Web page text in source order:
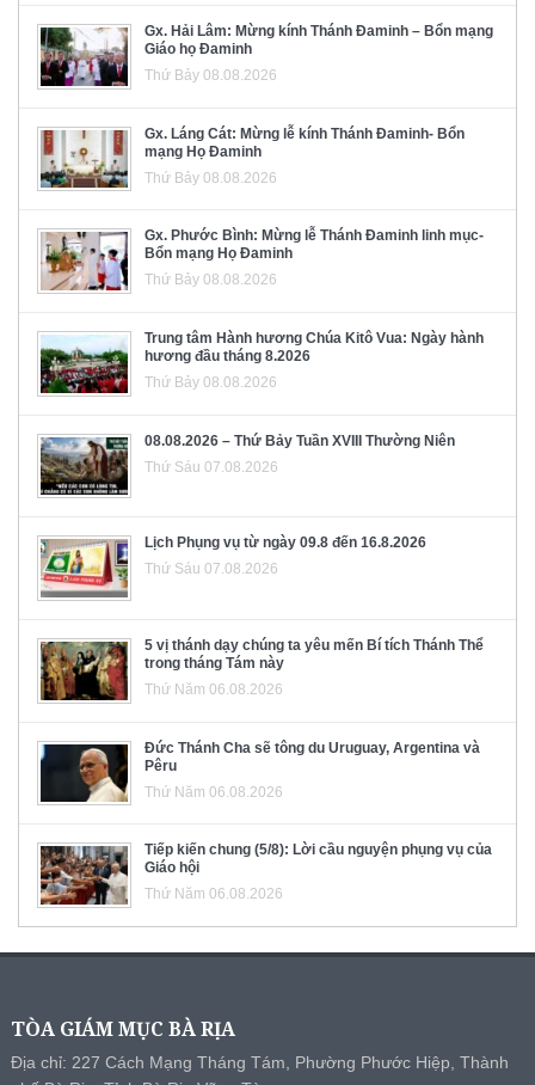
Gx. Hải Lâm: Mừng kính Thánh Đaminh – Bổn mạng
Giáo họ Đaminh
Thứ Bảy 08.08.2026
Gx. Láng Cát: Mừng lễ kính Thánh Đaminh- Bổn
mạng Họ Đaminh
Thứ Bảy 08.08.2026
Gx. Phước Bình: Mừng lễ Thánh Đaminh linh mục-
Bổn mạng Họ Đaminh
Thứ Bảy 08.08.2026
Trung tâm Hành hương Chúa Kitô Vua: Ngày hành
hương đầu tháng 8.2026
Thứ Bảy 08.08.2026
08.08.2026 – Thứ Bảy Tuần XVIII Thường Niên
Thứ Sáu 07.08.2026
Lịch Phụng vụ từ ngày 09.8 đến 16.8.2026
Thứ Sáu 07.08.2026
5 vị thánh dạy chúng ta yêu mến Bí tích Thánh Thể
trong tháng Tám này
Thứ Năm 06.08.2026
Đức Thánh Cha sẽ tông du Uruguay, Argentina và
Pêru
Thứ Năm 06.08.2026
Tiếp kiến chung (5/8): Lời cầu nguyện phụng vụ của
Giáo hội
Thứ Năm 06.08.2026
TÒA GIÁM MỤC BÀ RỊA
Địa chỉ: 227 Cách Mạng Tháng Tám, Phường Phước Hiệp, Thành